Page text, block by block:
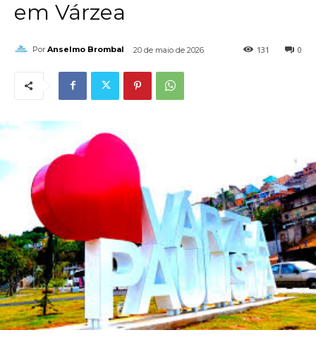
em Várzea
Por Anselmo Brombal 20 de maio de 2026 0
131